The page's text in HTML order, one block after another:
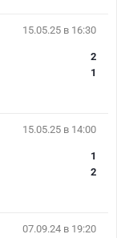
15.05.25 в 16:30
2
1
15.05.25 в 14:00
1
2
07.09.24 в 19:20